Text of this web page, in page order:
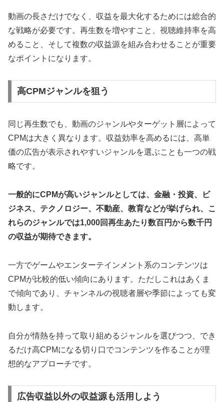
動画の長さだけでなく、収益を最大化するためには総合的
な戦略が必要です。再生数を増やすこと、視聴維持率を高
めること、そして複数の収益源を組み合わせることが重要
なポイントになります。
高CPMジャンルを狙う
同じ再生数でも、動画のジャンルやターゲット層によって
CPMは大きく異なります。収益効率を高めるには、高単
価の広告が表示されやすいジャンルを選ぶことも一つの戦
略です。
一般的にCPMが高いジャンルとしては、金融・投資、ビ
ジネス、テクノロジー、不動産、教育などが挙げられ、こ
れらのジャンルでは1,000回再生あたり数百円から数千円
の収益が期待できます。
一方でゲームやエンターテインメント系のコンテンツは
CPMが比較的低い傾向にあります。ただしこれはあくま
で傾向であり、チャンネルの視聴者層や季節によっても変
動します。
自分が情熱を持って取り組めるジャンルを選びつつ、でき
るだけ高CPMになる切り口でコンテンツを作ることが理
想的なアプローチです。
広告収益以外の収益源も活用しよう